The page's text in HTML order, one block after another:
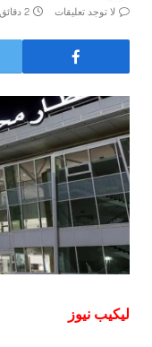
لا توجد تعليقات
2 دقائق
ليكيب نيوز